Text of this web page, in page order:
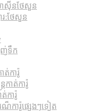
ាស៊ីនថែសួន
រ:ថែសួន
ញ់ទឹក
ត់ការ៉ូ
កាត់ការ៉ូ
ត់ការ៉ូ
ណ៏ការ៉ូផ្សេងៗទៀត